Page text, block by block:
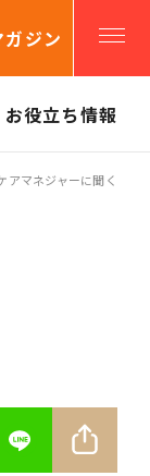
ガジン
お役立ち情報
マネジャーに聞く
「オヤノコト.